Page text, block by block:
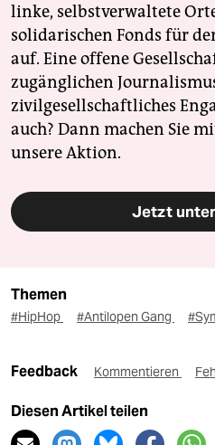
linke, selbstverwaltete
solidarischen Fonds für
auf. Eine offene
zugänglichen
zivilgesellschaftliches
auch? Dann machen Sie
unsere Aktion.
Jetzt
Themen
#HipHop #Antilopen Gang
Feedback Kommentieren
Diesen Artikel teilen